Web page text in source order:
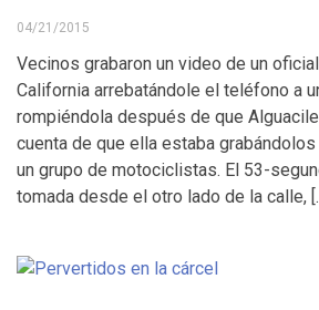
04/21/2015
Vecinos grabaron un video de un
California arrebatándole el teléfono a
rompiéndola después de que
cuenta de que ella estaba
un grupo de motociclistas. El 53-
tomada desde el otro lado de la calle,